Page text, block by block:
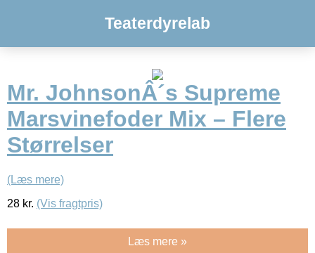
Teaterdyrelab
Mr. JohnsonÂ´s Supreme
Marsvinefoder Mix – Flere
Størrelser
(Læs mere)
28 kr. (Vis fragtpris)
Læs mere »